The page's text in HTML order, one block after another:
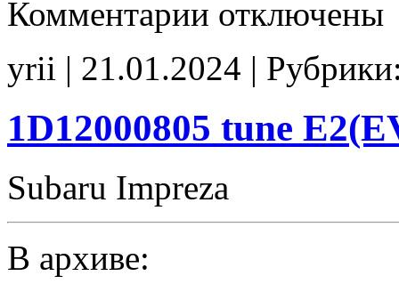
Комментарии записи
Stage1
E2(EGR_off)
отключены
yrii | 21.01.2024 |
1D12000805 tune
Subaru Impreza
В архиве: